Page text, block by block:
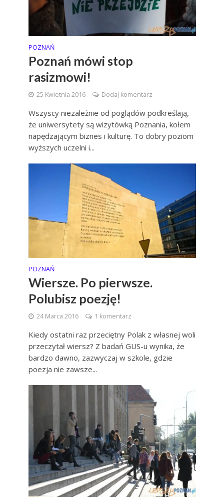
POZNAŃ
Poznań mówi stop
rasizmowi!
25 Kwietnia 2016 Dodaj komentarz
Wszyscy niezależnie od poglądów podkreślają,
że uniwersytety są wizytówką Poznania, kołem
napędzającym biznes i kulturę. To dobry poziom
wyższych uczelni i...
POZNAŃ
Wiersze. Po pierwsze.
Polubisz poezję!
24 Marca 2016 1 komentarz
Kiedy ostatni raz przeciętny Polak z własnej woli
przeczytał wiersz? Z badań GUS-u wynika, że
bardzo dawno, zazwyczaj w szkole, gdzie
poezja nie zawsze...